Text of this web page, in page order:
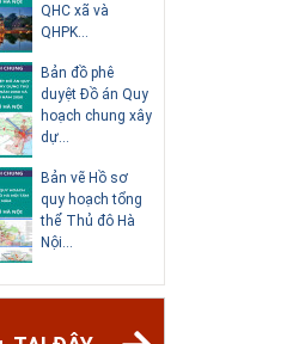
du khách có xu
của mình.
QHC xã và
QHPK...
Bản đồ phê
duyệt Đồ án Quy
hoạch chung xây
dự...
Bản vẽ Hồ sơ
quy hoạch tổng
thể Thủ đô Hà
Nội...